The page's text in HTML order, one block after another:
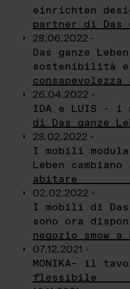
einrichten
partner di Das
28.06.2022 -
Das ganze
sostenibilità
consapevolezza
26.04.2022 -
IDA e LUIS - i
di Das ganze
28.02.2022 -
I mobili
Leben
abitare
02.02.2022 -
I mobili di Das
sono ora
negozio smow a
07.12.2021 -
MONIKA– il
flessibile